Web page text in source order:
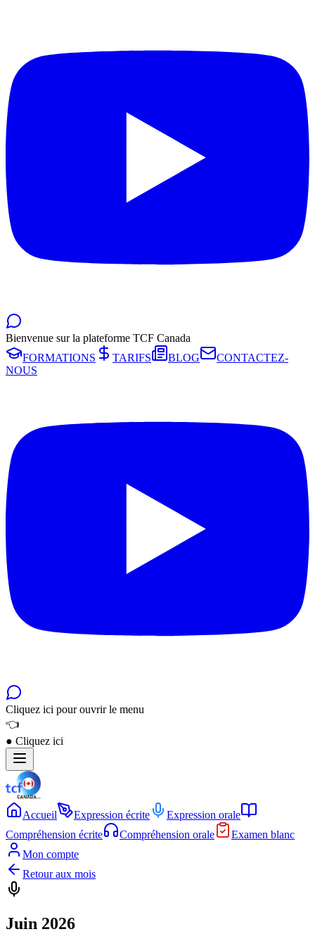
Bienvenue sur la plateforme TCF Canada
FORMATIONS
TARIFS BLOG
CONTACTEZ-
NOUS
Cliquez ici pour ouvrir le menu
👈
● Cliquez ici
Accueil Expression écrite
Expression orale
Compréhension écrite
Compréhension orale
Examen blanc
Mon compte
Retour aux mois
Juin 2026